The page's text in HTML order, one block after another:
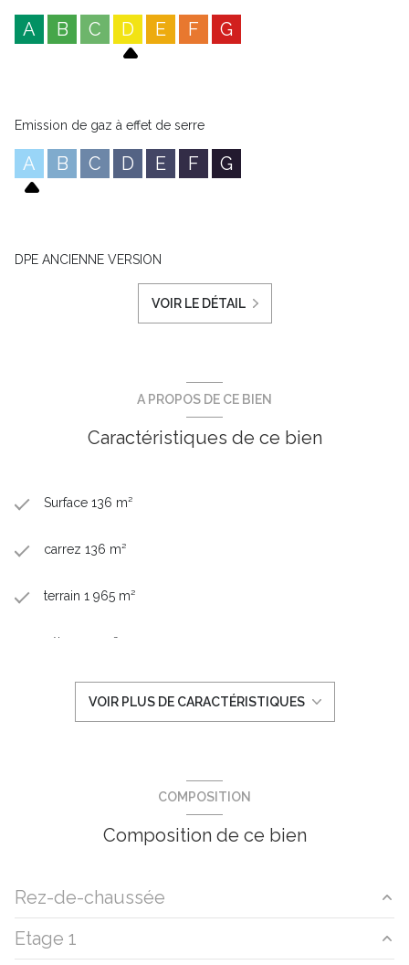
A B C D E F G
Emission de gaz à effet de serre
A B C D E F G
DPE ANCIENNE VERSION
VOIR LE DÉTAIL
A PROPOS DE CE BIEN
Caractéristiques de ce bien
Surface 136 m²
carrez 136 m²
terrain 1 965 m²
séjour 35 m²
construit en 1982
Chauffage individuel : convecteur (electrique)
VOIR PLUS DE CARACTÉRISTIQUES
COMPOSITION
Composition de ce bien
Rez-de-chaussée
entrée
Etage 1